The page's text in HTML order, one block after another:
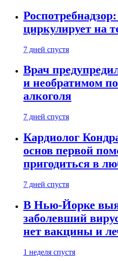
циркулирует на
7 дней спустя
Врач
и необратимом
алкоголя
7 дней спустя
Кардиолог
основ первой
пригодиться в
7 дней спустя
В Нью-Йорке
заболевший
нет вакцины и
1 неделя спустя